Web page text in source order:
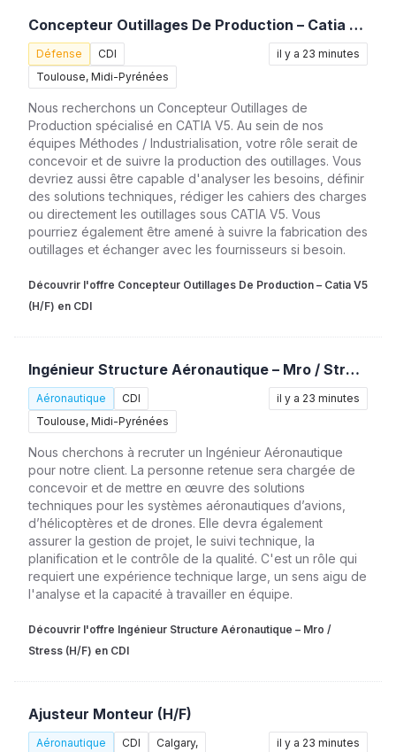
Concepteur Outillages De Production – Catia V5 (H/F)
Défense
CDI
Toulouse, Midi-Pyrénées
il y a 23 minutes
Nous recherchons un Concepteur Outillages de
Production spécialisé en CATIA V5. Au sein de nos
équipes Méthodes / Industrialisation, votre rôle serait de
concevoir et de suivre la production des outillages. Vous
devriez aussi être capable d'analyser les besoins, définir
des solutions techniques, rédiger les cahiers des charges
ou directement les outillages sous CATIA V5. Vous
pourriez également être amené à suivre la fabrication des
outillages et échanger avec les fournisseurs si besoin.
Découvrir l'offre Concepteur Outillages De Production – Catia V5
(H/F) en CDI
Ingénieur Structure Aéronautique – Mro / Stress (H/F)
Aéronautique
CDI
Toulouse, Midi-Pyrénées
il y a 23 minutes
Nous cherchons à recruter un Ingénieur Aéronautique
pour notre client. La personne retenue sera chargée de
concevoir et de mettre en œuvre des solutions
techniques pour les systèmes aéronautiques d’avions,
d’hélicoptères et de drones. Elle devra également
assurer la gestion de projet, le suivi technique, la
planification et le contrôle de la qualité. C'est un rôle qui
requiert une expérience technique large, un sens aigu de
l'analyse et la capacité à travailler en équipe.
Découvrir l'offre Ingénieur Structure Aéronautique – Mro /
Stress (H/F) en CDI
Ajusteur Monteur (H/F)
Aéronautique CDI Calgary, il y a 23 minutes